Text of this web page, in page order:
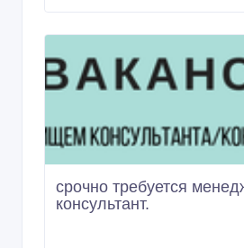
срочно требуется
консультант.